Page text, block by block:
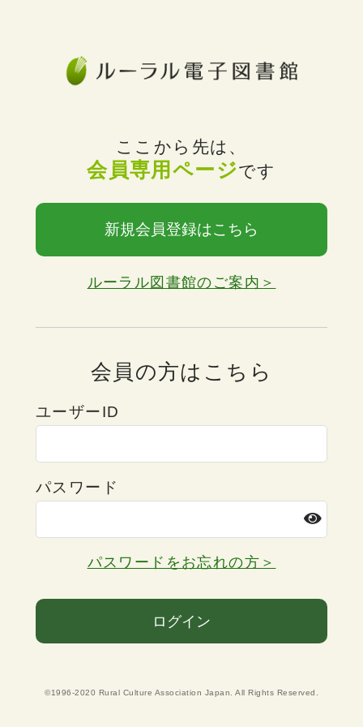
ここから先は、
会員専用ページです
新規会員登録はこちら
ルーラル図書館のご案内＞
会員の方はこちら
ユーザーID
パスワード
パスワードをお忘れの方＞
ログイン
©1996-2020 Rural Culture Association Japan. All Rights Reserved.